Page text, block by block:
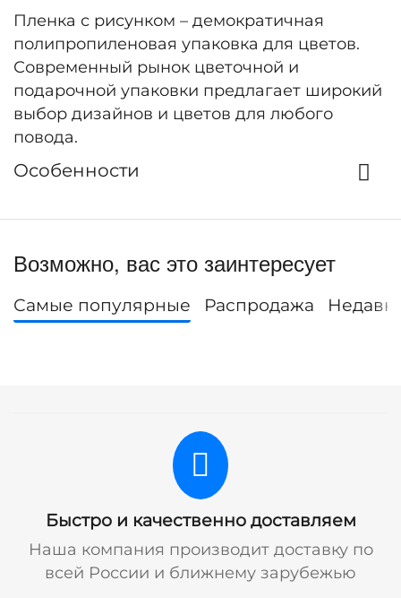
Пленка с рисунком – демократичная
полипропиленовая упаковка для цветов.
Современный рынок цветочной и
подарочной упаковки предлагает широкий
выбор дизайнов и цветов для любого
повода.
Особенности
Возможно, вас это заинтересует
Самые популярные Распродажа
Быстро и качественно доставляем
Наша компания производит доставку по
всей России и ближнему зарубежью